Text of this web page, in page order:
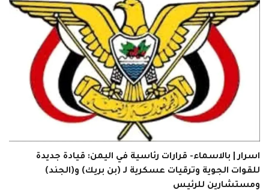
اسرار | بالاسماء- قرارات رئاسية في اليمن: قيادة جديدة
للقوات الجوية وترقيات عسكرية لـ (بن بريك) و(الجند)
ومستشارين للرئيس